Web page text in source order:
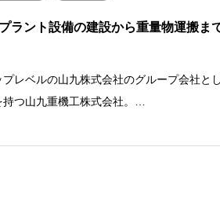
ラント設備の建設から重量物運搬ま
レベルの山九株式会社のグループ会社とし
つ山九重機工株式会社。…